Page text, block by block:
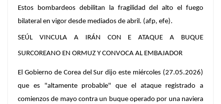
Estos bombardeos debilitan la fragilidad del alto el fuego
bilateral en vigor desde mediados de abril. (afp, efe).
SEÚL VINCULA A IRÁN CON E ATAQUE A BUQUE
SURCOREANO EN ORMUZ Y CONVOCA AL EMBAJADOR
El Gobierno de Corea del Sur dijo este miércoles (27.05.2026)
que es "altamente probable" que el ataque registrado a
comienzos de mayo contra un buque operado por una naviera